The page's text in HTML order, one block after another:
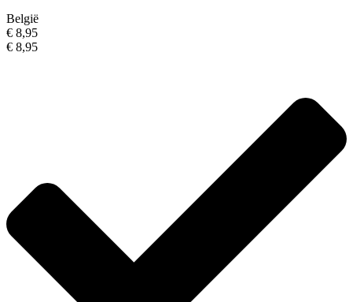
België
€ 8,95
€ 8,95